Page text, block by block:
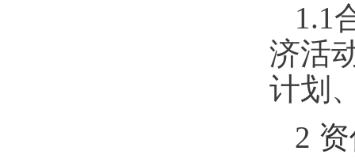
1.1
济活
计划
2